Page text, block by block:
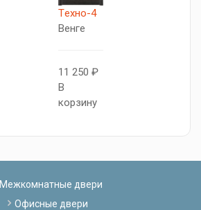
Tехно-4
Венге
11 250 ₽
В
корзину
Межкомнатные двери
Офисные двери